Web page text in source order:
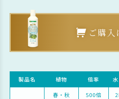
ご購入
製品名 植物 倍率
春・秋 500倍 2L